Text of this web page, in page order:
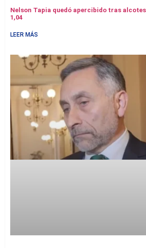
Nelson Tapia quedó apercibido tras
1,04
LEER MÁS